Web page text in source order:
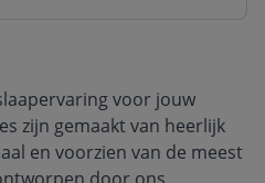
voor jouw
zijn gemaakt van heerlijk
en voorzien van de meest